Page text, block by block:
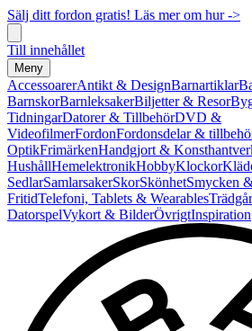
Sälj ditt fordon gratis! Läs mer om hur ->
Till innehållet
Meny
AccessoarerAntikt & DesignBarnartiklar
BarnskorBarnleksakerBiljetter & Resor
TidningarDatorer & TillbehörDVD &
VideofilmerFordonFordonsdelar &
OptikFrimärkenHandgjort &
HushållHemelektronikHobbyKlockor
SedlarSamlarsakerSkorSkönhetSmycken
FritidTelefoni, Tablets & Wearables
DatorspelVykort & BilderÖvrigtInspiration